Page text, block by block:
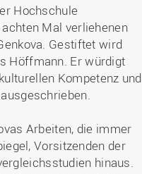
Förderungen und Preisen
Forschungsbericht
Hochschule
Mal verliehenen
Gestiftet wird
Höffmann. Er würdigt
Kompetenz und
Arbeiten, die immer
Vorsitzenden der
hinaus.